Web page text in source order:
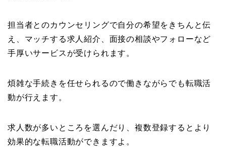
担当者とのカウンセリングで自分の希望をきちんと伝
え、マッチする求人紹介、面接の相談やフォローなど
手厚いサービスが受けられます。
煩雑な手続きを任せられるので働きながらでも転職活
動が行えます。
求人数が多いところを選んだり、複数登録するとより
効果的な転職活動ができますよ。